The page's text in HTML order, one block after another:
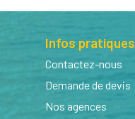
Infos pratiques
Contactez-nous
Demande de devis
Nos agences